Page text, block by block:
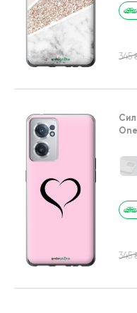
345
345